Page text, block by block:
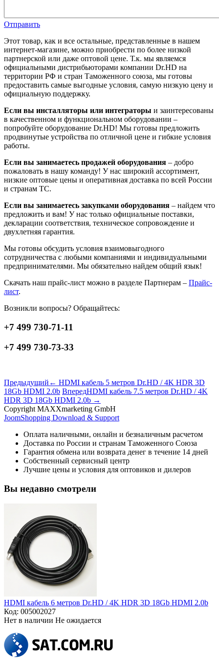
Отправить
Этот товар, как и все остальные, представленные в нашем
интернет-магазине, можно приобрести по более низкой
партнерской или даже оптовой цене. Т.к. мы являемся
официальными дистрибьюторами компании Dr.HD на
территории РФ и стран Таможенного союза, мы готовы
предоставить самые выгодные условия, самую низкую цену и
официальную поддержку.
Если вы инсталляторы или интеграторы и заинтересованы
в качественном и функциональном оборудовании –
попробуйте оборудование Dr.HD! Мы готовы предложить
продвинутые устройства по отличной цене и гибкие условия
работы.
Если вы занимаетесь продажей оборудования – добро
пожаловать в нашу команду! У нас широкий ассортимент,
низкие оптовые цены и оперативная доставка по всей России
и странам ТС.
Если вы занимаетесь закупками оборудования – найдем что
предложить и вам! У нас только официальные поставки,
декларации соответствия, техническое сопровождение и
двухлетняя гарантия.
Мы готовы обсудить условия взаимовыгодного
сотрудничества с любыми компаниями и индивидуальными
предпринимателями. Мы обязательно найдем общий язык!
Скачать наш прайс-лист можно в разделе Партнерам – Прайс-
лист.
Возникли вопросы? Обращайтесь:
+7 499 730-71-11
+7 499 730-73-33
Предыдущий ← HDMI кабель 5 метров Dr.HD / 4K HDR 3D
18Gb HDMI 2.0b ВпередHDMI кабель 7.5 метров Dr.HD / 4K
HDR 3D 18Gb HDMI 2.0b →
Copyright MAXXmarketing GmbH
JoomShopping Download & Support
Оплата наличными, онлайн и безналичным расчетом
Доставка по России и странам Таможенного Союза
Гарантия обмена или возврата денег в течение 14 дней
Собственный сервисный центр
Лучшие цены и условия для оптовиков и дилеров
Вы недавно смотрели
HDMI кабель 6 метров Dr.HD / 4K HDR 3D 18Gb HDMI 2.0b
Код: 005002027
Нет в наличии Не ожидается